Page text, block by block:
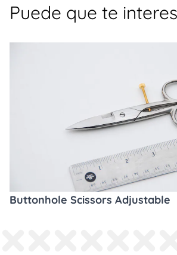
Puede que te
Buttonhole Scissors Adjustable